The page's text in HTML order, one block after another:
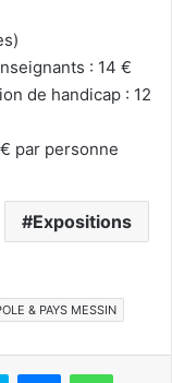
: 14 €
de handicap : 12
par personne
Expositions
& PAYS MESSIN
Skype Messenger